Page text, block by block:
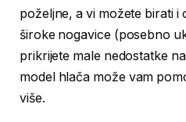
poželjne, a vi možete birati i
široke nogavice (posebno
prikrijete male nedostatke
model hlača može vam
više.